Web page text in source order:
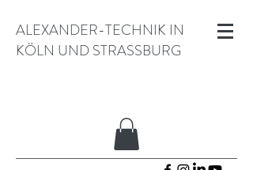
ALEXANDER-TECHNIK IN
KÖLN UND STRASSBURG